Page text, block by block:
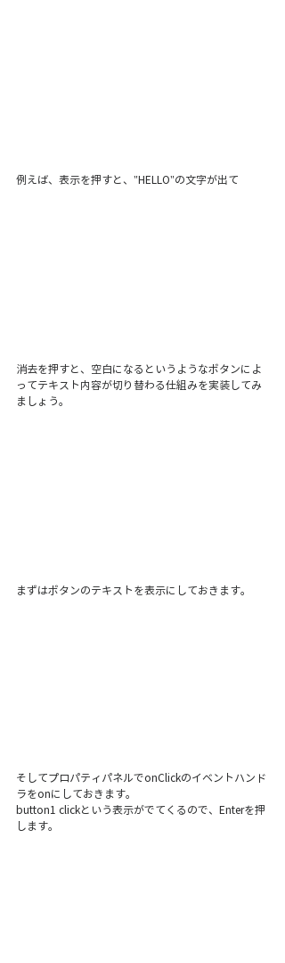
例えば、表示を押すと、"HELLO"の文字が出て
消去を押すと、空白になるというようなボタンによ
ってテキスト内容が切り替わる仕組みを実装してみ
ましょう。
まずはボタンのテキストを表示にしておきます。
そしてプロパティパネルでonClickのイベントハンド
ラをonにしておきます。
button1 clickという表示がでてくるので、Enterを押
します。